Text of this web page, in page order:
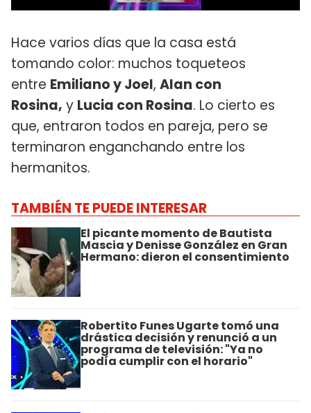
Hace varios días que la casa está
tomando color: muchos toqueteos
entre Emiliano y Joel, Alan con
Rosina, y Lucia con Rosina. Lo cierto es
que, entraron todos en pareja, pero se
terminaron enganchando entre los
hermanitos.
TAMBIÉN TE PUEDE INTERESAR
El picante momento de Bautista
Mascia y Denisse González en Gran
Hermano: dieron el consentimiento
Robertito Funes Ugarte tomó una
drástica decisión y renunció a un
programa de televisión: "Ya no
podía cumplir con el horario"